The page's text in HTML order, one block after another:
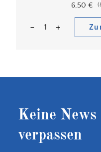
6,50 € (
Keine News
verpassen